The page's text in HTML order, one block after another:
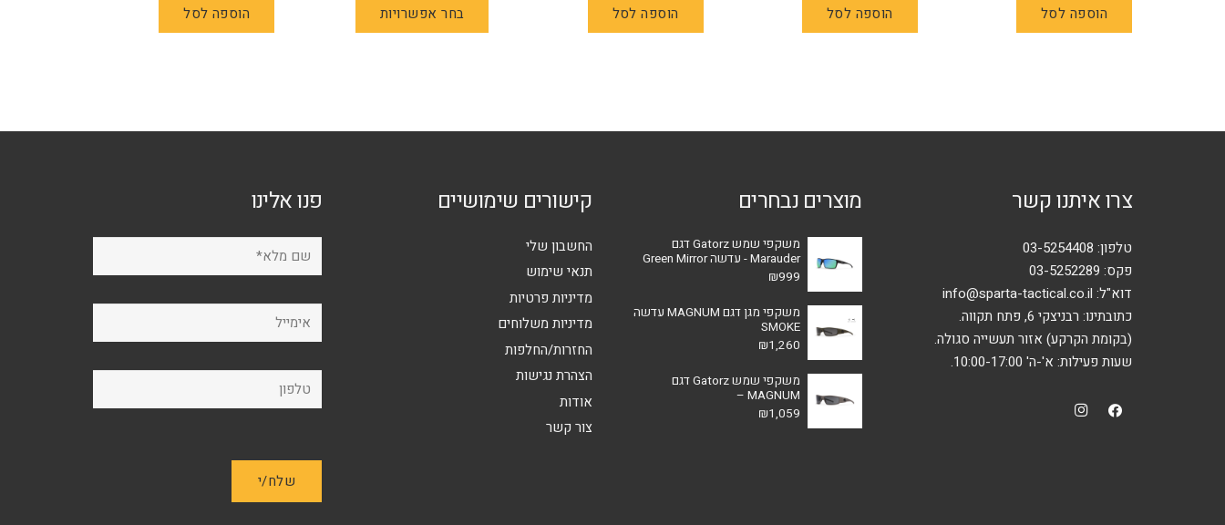
הוספה לסל הוספה לסל הוספה לסל בחר אפשרויות
לבחור
בעמוד
הוספה לסל
צרו איתנו קשר
טלפון: 03-5254408
פקס: 03-5252289
דוא"ל: info@sparta-tactical.co.il
כתובתינו: רבניצקי 6, פתח תקווה.
(בקומת הקרקע) אזור תעשייה סגולה.
שעות פעילות: א'-ה' 10:00-17:00.
מוצרים נבחרים
משקפי שמש Gatorz דגם
Marauder - עדשה Green Mirror
₪999
משקפי מגן דגם MAGNUM עדשה
SMOKE
₪1,260
משקפי שמש Gatorz דגם
MAGNUM –
₪1,059
קישורים שימושיים
החשבון שלי
תנאי שימוש
מדיניות פרטיות
מדיניות משלוחים
החזרות/החלפות
הצהרת נגישות
אודות
צור קשר
פנו אלינו